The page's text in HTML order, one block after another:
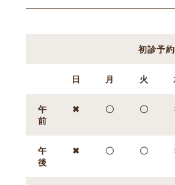
初診予
日 月 火
午
前
✖ 〇 〇
午
後
✖ 〇 〇